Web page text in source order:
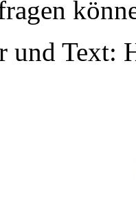
und Text: